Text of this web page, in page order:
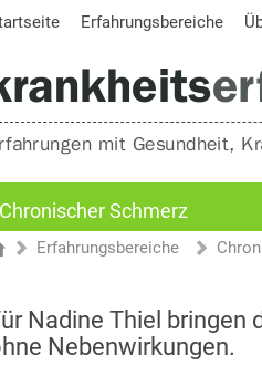
Erfahrungsbereiche
Chronischer Schmerz
sind hier
StartseiteErfahrungsbereiche
Nadine Thiel bringen
Nebenwirkungen.